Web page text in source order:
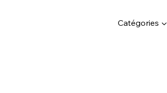
Catégories ▼